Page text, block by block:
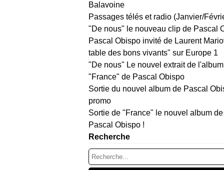
Balavoine
Passages télés et radio (Janvier/
"De nous" le nouveau clip de Pascal
Pascal Obispo invité de Laurent
table des bons vivants" sur Europe 1
"De nous" Le nouvel extrait de l'album
"France" de Pascal Obispo
Sortie du nouvel album de Pascal
promo
Sortie de "France" le nouvel album de
Pascal Obispo !
Recherche